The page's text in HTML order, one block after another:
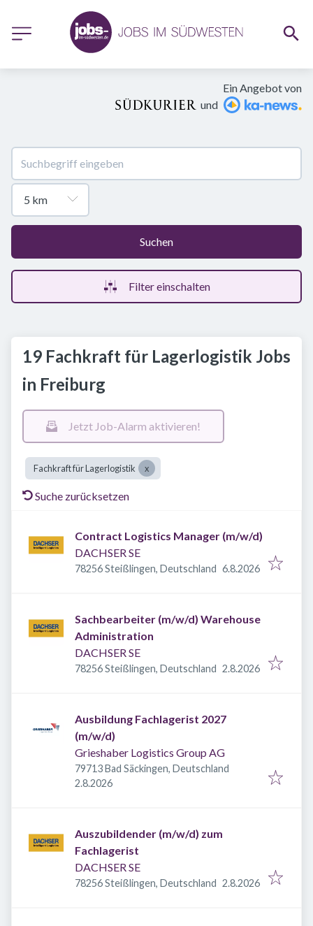
Ein Angebot von
und
Suchen
Filter einschalten
19 Fachkraft für Lagerlogistik Jobs
in Freiburg
Jetzt Job-Alarm aktivieren!
Fachkraft für Lagerlogistik
Suche zurücksetzen
Contract Logistics Manager (m/w/d)
DACHSER SE
78256 Steißlingen, Deutschland Veröffentlicht
6.8.2026
Sachbearbeiter (m/w/d) Warehouse
Administration
DACHSER SE
78256 Steißlingen, Deutschland Veröffentlicht
2.8.2026
Ausbildung Fachlagerist 2027
(m/w/d)
Grieshaber Logistics Group AG
79713 Bad Säckingen, Deutschland
Veröffentlicht
2.8.2026
Auszubildender (m/w/d) zum
Fachlagerist
DACHSER SE
78256 Steißlingen, Deutschland Veröffentlicht
2.8.2026